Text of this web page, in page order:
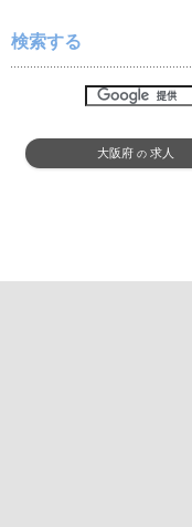
検索する
大阪府の 求人